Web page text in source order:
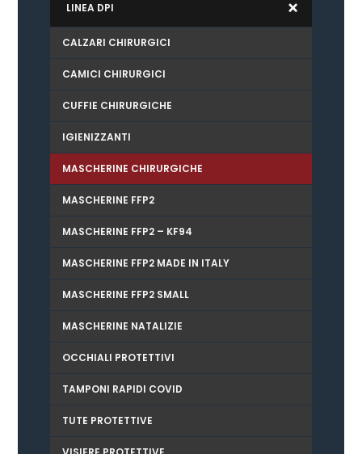
LINEA DPI
CALZARI CHIRURGICI
CAMICI CHIRURGICI
CUFFIE CHIRURGICHE
IGIENIZZANTI
MASCHERINE CHIRURGICHE
MASCHERINE FFP2
MASCHERINE FFP2 – KF94
MASCHERINE FFP2 MADE IN ITALY
MASCHERINE FFP2 SMALL
MASCHERINE NATALIZIE
OCCHIALI PROTETTIVI
TAMPONI RAPIDI COVID
TUTE PROTETTIVE